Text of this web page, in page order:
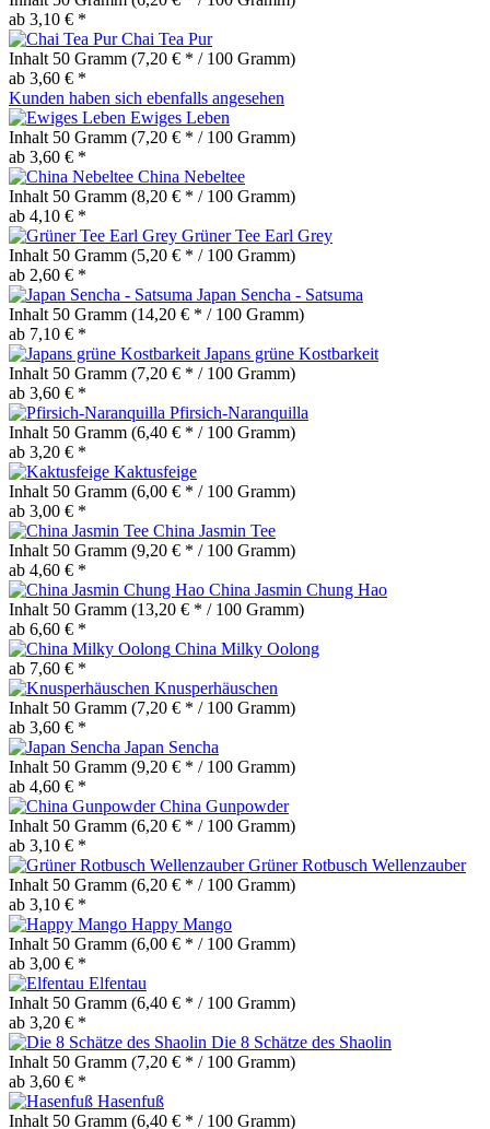
ab 3,10 € *
Chai Tea Pur
Inhalt 50 Gramm (7,20 € * / 100 Gramm)
ab 3,60 € *
Kunden haben sich ebenfalls angesehen
Ewiges Leben
Inhalt 50 Gramm (7,20 € * / 100 Gramm)
ab 3,60 € *
China Nebeltee
Inhalt 50 Gramm (8,20 € * / 100 Gramm)
ab 4,10 € *
Grüner Tee Earl Grey
Inhalt 50 Gramm (5,20 € * / 100 Gramm)
ab 2,60 € *
Japan Sencha - Satsuma
Inhalt 50 Gramm (14,20 € * / 100 Gramm)
ab 7,10 € *
Japans grüne Kostbarkeit
Inhalt 50 Gramm (7,20 € * / 100 Gramm)
ab 3,60 € *
Pfirsich-Naranquilla
Inhalt 50 Gramm (6,40 € * / 100 Gramm)
ab 3,20 € *
Kaktusfeige
Inhalt 50 Gramm (6,00 € * / 100 Gramm)
ab 3,00 € *
China Jasmin Tee
Inhalt 50 Gramm (9,20 € * / 100 Gramm)
ab 4,60 € *
China Jasmin Chung Hao
Inhalt 50 Gramm (13,20 € * / 100 Gramm)
ab 6,60 € *
China Milky Oolong
ab 7,60 € *
Knusperhäuschen
Inhalt 50 Gramm (7,20 € * / 100 Gramm)
ab 3,60 € *
Japan Sencha
Inhalt 50 Gramm (9,20 € * / 100 Gramm)
ab 4,60 € *
China Gunpowder
Inhalt 50 Gramm (6,20 € * / 100 Gramm)
ab 3,10 € *
Grüner Rotbusch Wellenzauber
Inhalt 50 Gramm (6,20 € * / 100 Gramm)
ab 3,10 € *
Happy Mango
Inhalt 50 Gramm (6,00 € * / 100 Gramm)
ab 3,00 € *
Elfentau
Inhalt 50 Gramm (6,40 € * / 100 Gramm)
ab 3,20 € *
Die 8 Schätze des Shaolin
Inhalt 50 Gramm (7,20 € * / 100 Gramm)
ab 3,60 € *
Hasenfuß
Inhalt 50 Gramm (6,40 € * / 100 Gramm)